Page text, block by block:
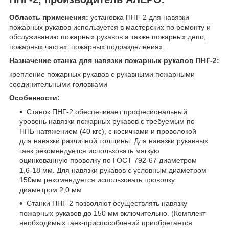
Область применения: установка ПНГ-2 для навязки
пожарных рукавов используется в мастерских по ремонту и
обслуживанию пожарных рукавов а также пожарных депо,
пожарных частях, пожарных подразделениях.
Назначение станка для навязки пожарных рукавов ПНГ-2:
крепление пожарных рукавов с рукавными пожарными
соединительными головками
Особенности:
Станок ПНГ-2 обеспечивает професиональный
уровень навязки пожарных рукавов с требуемым по
НПБ натяжением (40 кгс), с косичками и проволокой
для навязки различной толщины. Для навязки рукавных
гаек рекомендуется использовать мягкую
оцинкованную проволку по ГОСТ 792-67 диаметром
1,6-18 мм. Для навязки рукавов с условным диаметром
150мм рекомендуется использовать проволку
диаметром 2,0 мм
Станки ПНГ-2 позволяют осуществлять навязку
пожарных рукавов до 150 мм включительно. (Комплект
необходимых гаек-приспособлений приобретается